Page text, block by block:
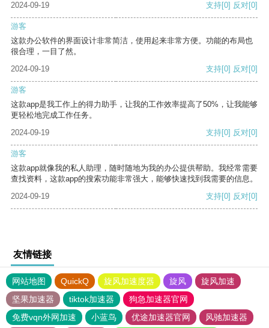
2024-09-19 支持[0] 反对[0]
游客
这款办公软件的界面设计非常简洁，使用起来非常方便。功能的布局也
很合理，一目了然。
2024-09-19
支持[0] 反对[0]
游客
这款app是我工作上的得力助手，让我的工作效率提高了50%，让我能够
更轻松地完成工作任务。
2024-09-19
支持[0] 反对[0]
游客
这款app就像我的私人助理，随时随地为我的办公提供帮助。我经常需要
查找资料，这款app的搜索功能非常强大，能够快速找到我需要的信息。
2024-09-19
支持[0] 反对[0]
友情链接
网站地图 QuickQ 旋风加速度器 旋风
旋风加速
坚果加速器
tiktok加速器
狗急加速器官网
免费vqn外网加速
小蓝鸟 优途加速器官网 风驰加速器